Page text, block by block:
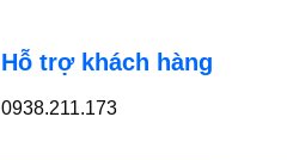
Hỗ trợ khách hàng
0938.211.173